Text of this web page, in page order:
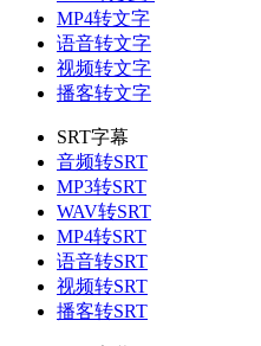
MP4转文字
语音转文字
视频转文字
播客转文字
SRT字幕
音频转SRT
MP3转SRT
WAV转SRT
MP4转SRT
语音转SRT
视频转SRT
播客转SRT